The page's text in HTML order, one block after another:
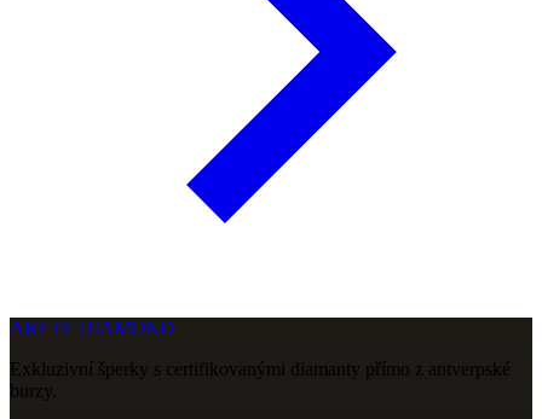
ARETE DIAMOND
Exkluzivní šperky s certifikovanými diamanty přímo z antverpské
burzy.